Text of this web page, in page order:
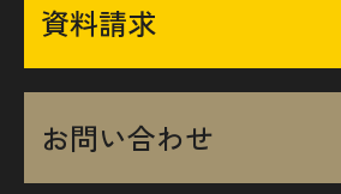
資料請求
お問い合わせ